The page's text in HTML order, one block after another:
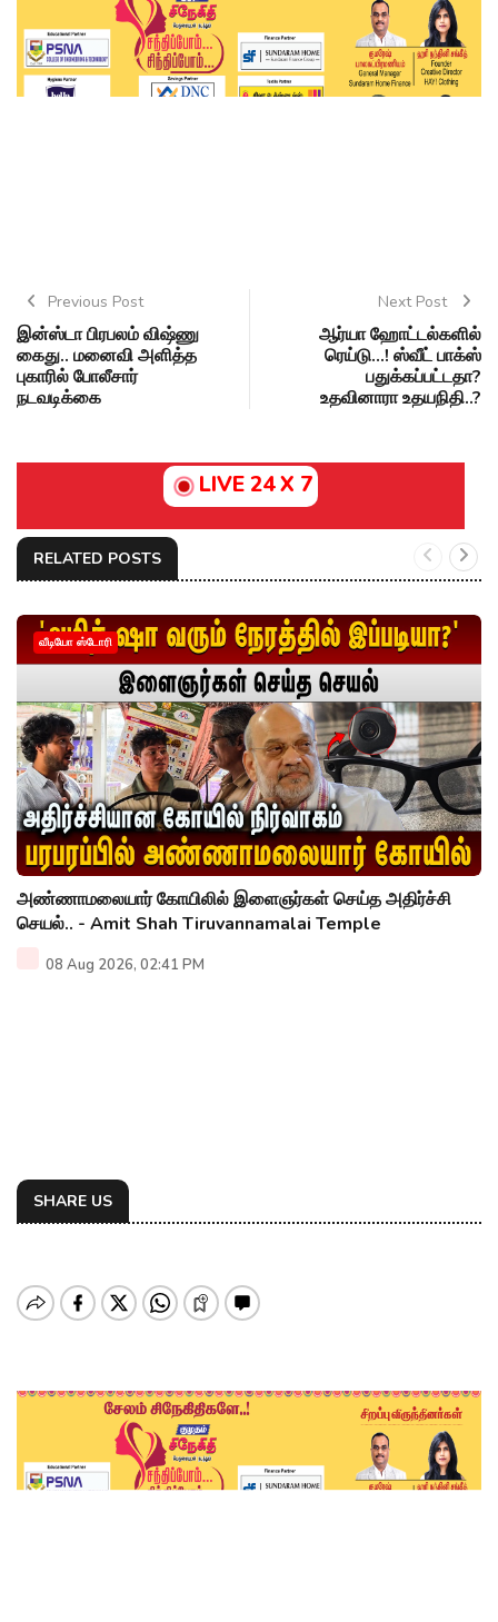
Previous Post
இன்ஸ்டா பிரபலம் விஷ்ணு
கைது.. மனைவி அளித்த
புகாரில் போலீசார்
நடவடிக்கை
Next Post
ஆர்யா ஹோட்டல்களில்
ரெய்டு...! ஸ்வீட் பாக்ஸ்
பதுக்கப்பட்டதா?
உதவினாரா உதயநிதி..?
LIVE 24 X 7
RELATED POSTS
வீடியோ ஸ்டோரி
அண்ணாமலையார் கோயிலில் இளைஞர்கள் செய்த அதிர்ச்சி
செயல்.. - Amit Shah Tiruvannamalai Temple
08 Aug 2026, 02:41 PM
SHARE US